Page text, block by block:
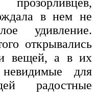
в нем не
удивление.
открывались
вещей, а в их
для
радостные